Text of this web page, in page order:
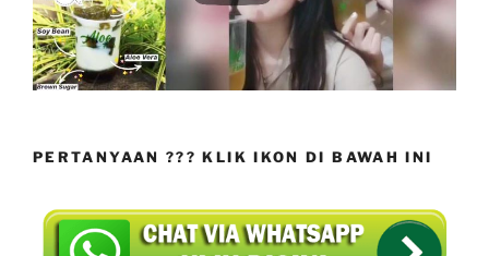
PERTANYAAN ??? KLIK IKON DI BAWAH INI